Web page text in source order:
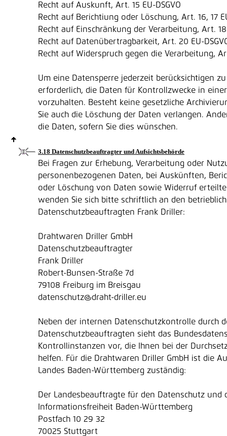
Recht auf Auskunft, Art. 15 EU-DSGVO
Recht auf Berichtiung oder Löschung, Art. 16, 17
Recht auf Einschränkung der Verarbeitung, Art. 18
Recht auf Datenübertragbarkeit, Art. 20 EU-
Recht auf Widerspruch gegen die Verarbeitung,
Um eine Datensperre jederzeit berücksichtigen
erforderlich, die Daten für Kontrollzwecke in
vorzuhalten. Besteht keine gesetzliche
Sie auch die Löschung der Daten verlangen.
die Daten, sofern Sie dies wünschen.
3.18 Datenschutzbeauftragter und Aufsichtsbehörde
Bei Fragen zur Erhebung, Verarbeitung oder
personenbezogenen Daten, bei Auskünften,
oder Löschung von Daten sowie Widerruf
wenden Sie sich bitte schriftlich an den
Datenschutzbeauftragten Frank Driller:
Drahtwaren Driller GmbH
Datenschutzbeauftragter
Frank Driller
Robert-Bunsen-Straße 7d
79108 Freiburg im Breisgau
datenschutz@draht-driller.eu
Neben der internen Datenschutzkontrolle durch
Datenschutzbeauftragten sieht das
Kontrollinstanzen vor, die Ihnen bei der
helfen. Für die Drahtwaren Driller GmbH ist die
Landes Baden-Württemberg zuständig:
Der Landesbeauftragte für den Datenschutz und
Informationsfreiheit Baden-Württemberg
Postfach 10 29 32
70025 Stuttgart